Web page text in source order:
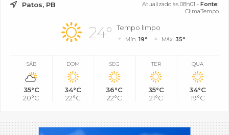
Patos, PB Atualizado às 08h01 - Fonte:
ClimaTempo
24° Tempo limpo
Mín.19° Máx. 35°
SÁB
35°C
20°C
DOM
34°C
22°C
SEG
36°C
22°C
TER
35°C
21°C
QUA
34°C
19°C